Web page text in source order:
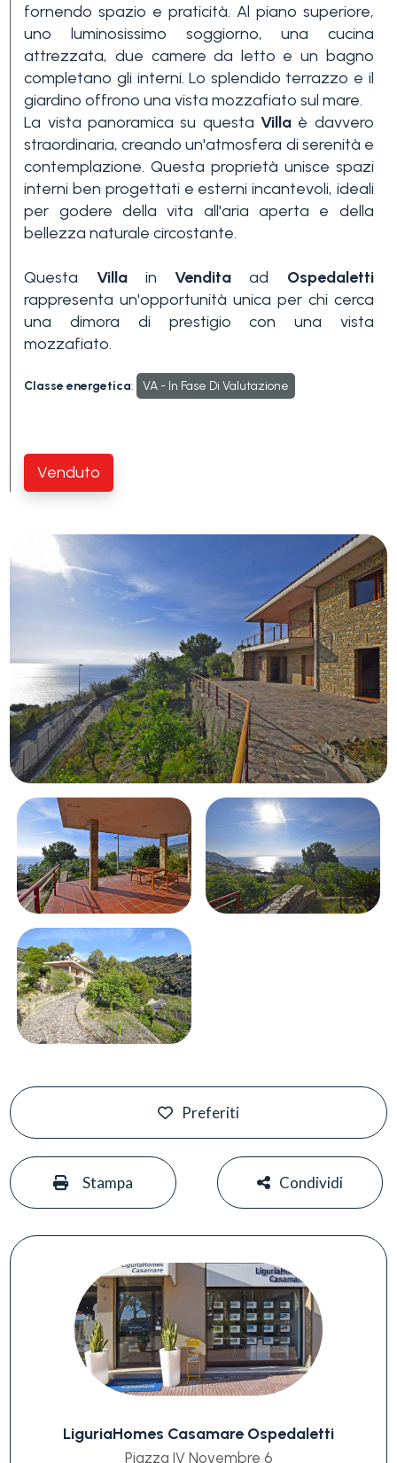
fornendo spazio e praticità. Al piano superiore,
uno luminosissimo soggiorno, una cucina
attrezzata, due camere da letto e un bagno
completano gli interni. Lo splendido terrazzo e il
giardino offrono una vista mozzafiato sul mare.
La vista panoramica su questa Villa è davvero
straordinaria, creando un'atmosfera di serenità e
contemplazione. Questa proprietà unisce spazi
interni ben progettati e esterni incantevoli, ideali
per godere della vita all'aria aperta e della
bellezza naturale circostante.
Questa Villain Vendita ad Ospedaletti
rappresenta un'opportunità unica per chi cerca
una dimora di prestigio con una vista
mozzafiato.
Classe energetica: VA - In Fase Di Valutazione
Venduto
Preferiti
Stampa Condividi
LiguriaHomes Casamare Ospedaletti
Piazza IV Novembre 6
Camere
minime
Qualsiasi
1
2
3+
opzioni
Giardino
Balcone/Terrazzo
Piscina
Vista mare